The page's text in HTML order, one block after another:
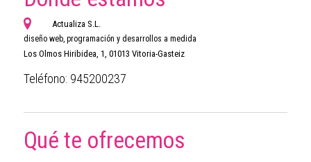
Actualiza S.L.
diseño web, programación y desarrollos a medida
Los Olmos Hiribidea, 1, 01013 Vitoria-Gasteiz
Teléfono: 945200237
Qué te ofrecemos